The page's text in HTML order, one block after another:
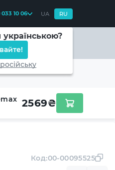
10 06 UA RU
українською?
2569₴
Код:00-00095525